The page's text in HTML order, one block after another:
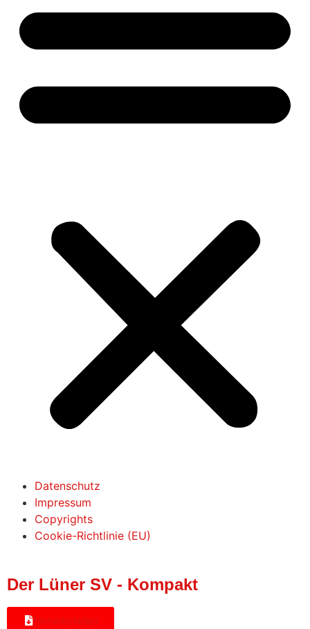
Datenschutz
Impressum
Copyrights
Cookie-Richtlinie (EU)
Der Lüner SV - Kompakt
Herunterladen